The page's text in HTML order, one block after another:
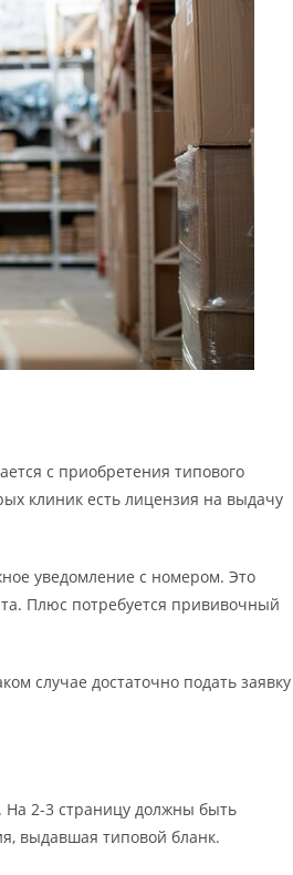
с приобретения типового
клиник есть лицензия на выдачу
уведомление с номером. Это
Плюс потребуется прививочный
случае достаточно подать заявку
На 2-3 страницу должны быть
выдавшая типовой бланк.